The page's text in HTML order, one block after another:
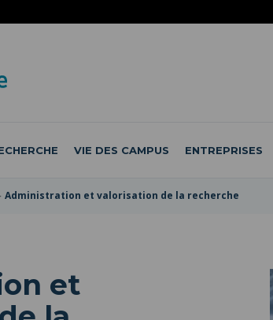
VIE DES CAMPUS ENTREPRISES
Administration et valorisation de la recherche
et